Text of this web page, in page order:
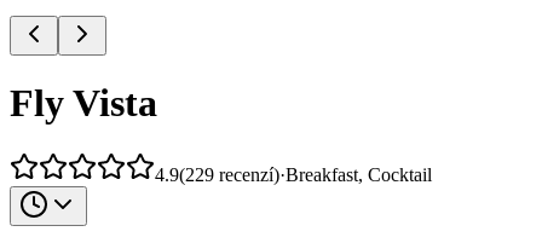
Fly Vista
4.9(229 recenzí)·Breakfast, Cocktail